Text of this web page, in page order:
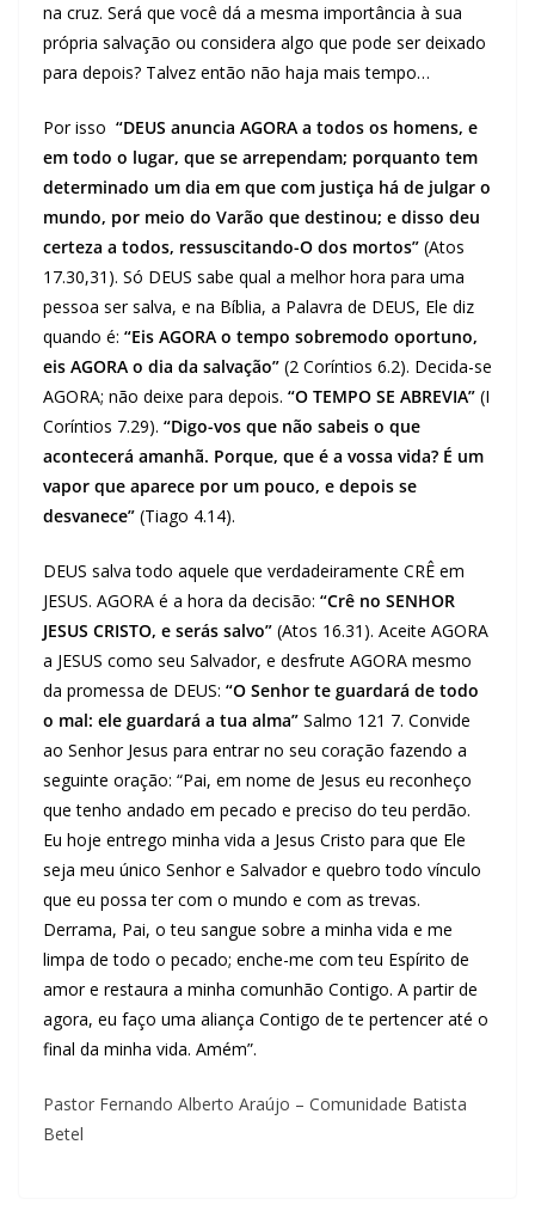
na cruz. Será que você dá a mesma importância à sua
própria salvação ou considera algo que pode ser deixado
para depois? Talvez então não haja mais tempo…
Por isso “DEUS anuncia AGORA a todos os homens, e
em todo o lugar, que se arrependam; porquanto tem
determinado um dia em que com justiça há de julgar o
mundo, por meio do Varão que destinou; e disso deu
certeza a todos, ressuscitando-O dos mortos” (Atos
17.30,31). Só DEUS sabe qual a melhor hora para uma
pessoa ser salva, e na Bíblia, a Palavra de DEUS, Ele diz
quando é: “Eis AGORA o tempo sobremodo oportuno,
eis AGORA o dia da salvação” (2 Coríntios 6.2). Decida-se
AGORA; não deixe para depois. “O TEMPO SE ABREVIA” (I
Coríntios 7.29). “Digo-vos que não sabeis o que
acontecerá amanhã. Porque, que é a vossa vida? É um
vapor que aparece por um pouco, e depois se
desvanece” (Tiago 4.14).
DEUS salva todo aquele que verdadeiramente CRÊ em
JESUS. AGORA é a hora da decisão: “Crê no SENHOR
JESUS CRISTO, e serás salvo” (Atos 16.31). Aceite AGORA
a JESUS como seu Salvador, e desfrute AGORA mesmo
da promessa de DEUS: “O Senhor te guardará de todo
o mal: ele guardará a tua alma” Salmo 121 7. Convide
ao Senhor Jesus para entrar no seu coração fazendo a
seguinte oração: “Pai, em nome de Jesus eu reconheço
que tenho andado em pecado e preciso do teu perdão.
Eu hoje entrego minha vida a Jesus Cristo para que Ele
seja meu único Senhor e Salvador e quebro todo vínculo
que eu possa ter com o mundo e com as trevas.
Derrama, Pai, o teu sangue sobre a minha vida e me
limpa de todo o pecado; enche-me com teu Espírito de
amor e restaura a minha comunhão Contigo. A partir de
agora, eu faço uma aliança Contigo de te pertencer até o
final da minha vida. Amém”.
Pastor Fernando Alberto Araújo – Comunidade Batista
Betel